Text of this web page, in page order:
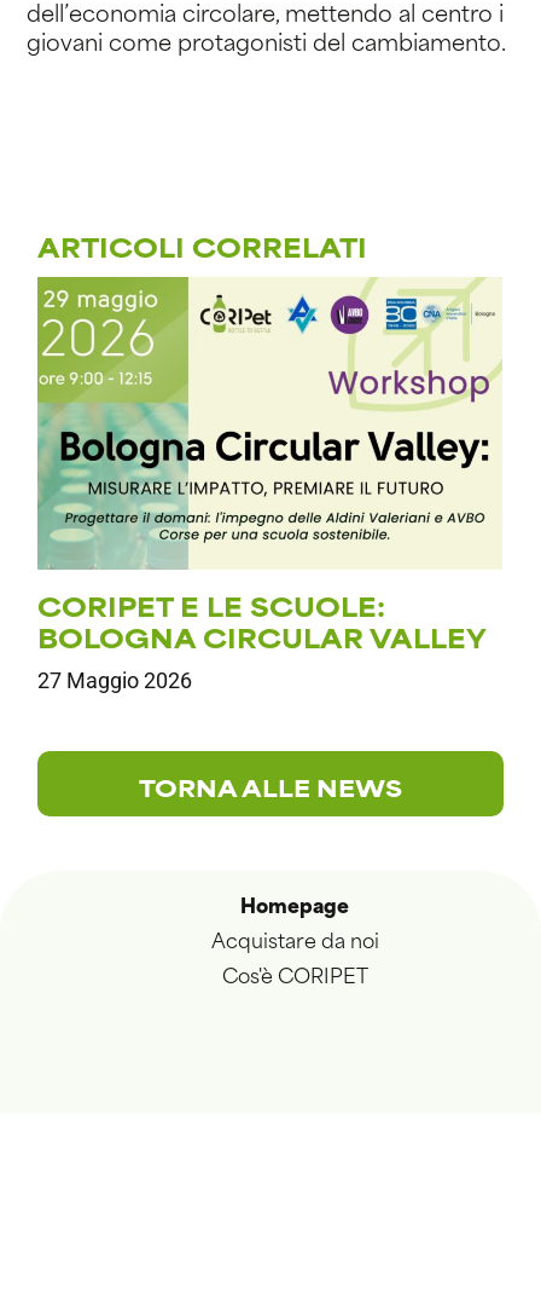
dell’economia circolare, mettendo al centro i
giovani come protagonisti del cambiamento.
CORIPET E LE SCUOLE:
BOLOGNA CIRCULAR VALLEY
27 Maggio 2026
TORNA ALLE NEWS
ARTICOLI CORRELATI
Homepage
Acquistare da noi
Cos'è CORIPET